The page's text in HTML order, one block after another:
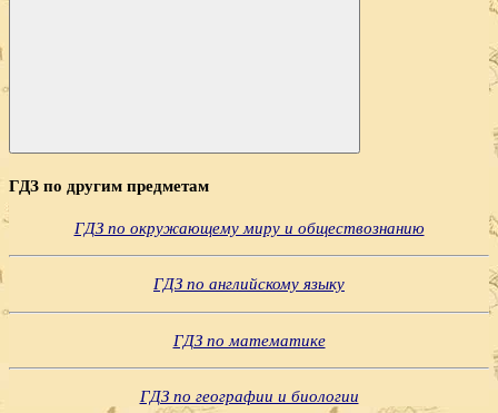
Поиск
ГДЗ по другим предметам
ГДЗ по окружающему миру и обществознанию
ГДЗ по английскому языку
ГДЗ по математике
ГДЗ по географии и биологии